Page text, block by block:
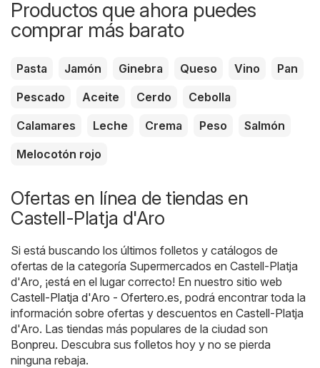
Productos que ahora puedes
comprar más barato
Pasta Jamón Ginebra Queso Vino
Pan
Pescado
Aceite Cerdo
Cebolla
Calamares
Leche Crema Peso
Salmón
Melocotón rojo
Ofertas en línea de tiendas en
Castell-Platja d'Aro
Si está buscando los últimos folletos y catálogos de
ofertas de la categoría Supermercados en Castell-Platja
d'Aro, ¡está en el lugar correcto! En nuestro sitio web
Castell-Platja d'Aro - Ofertero.es , podrá encontrar toda la
información sobre ofertas y descuentos en Castell-Platja
d'Aro. Las tiendas más populares de la ciudad son
Bonpreu. Descubra sus folletos hoy y no se pierda
ninguna rebaja.